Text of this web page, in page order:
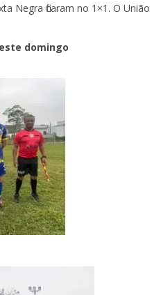
Negra ficaram no 1×1. O União
domingo